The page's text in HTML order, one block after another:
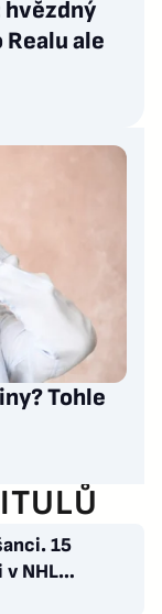
hvězdný
Realu ale
Tohle
15
NHL